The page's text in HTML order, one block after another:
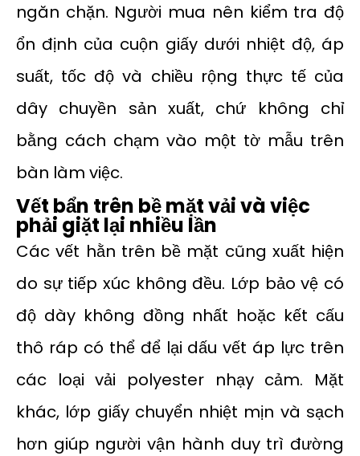
ngăn chặn. Người mua nên kiểm tra độ
ổn định của cuộn giấy dưới nhiệt độ, áp
suất, tốc độ và chiều rộng thực tế của
dây chuyền sản xuất, chứ không chỉ
bằng cách chạm vào một tờ mẫu trên
bàn làm việc.
Vết bẩn trên bề mặt vải và việc
phải giặt lại nhiều lần
Các vết hằn trên bề mặt cũng xuất hiện
do sự tiếp xúc không đều. Lớp bảo vệ có
độ dày không đồng nhất hoặc kết cấu
thô ráp có thể để lại dấu vết áp lực trên
các loại vải polyester nhạy cảm. Mặt
khác, lớp giấy chuyển nhiệt mịn và sạch
hơn giúp người vận hành duy trì đường